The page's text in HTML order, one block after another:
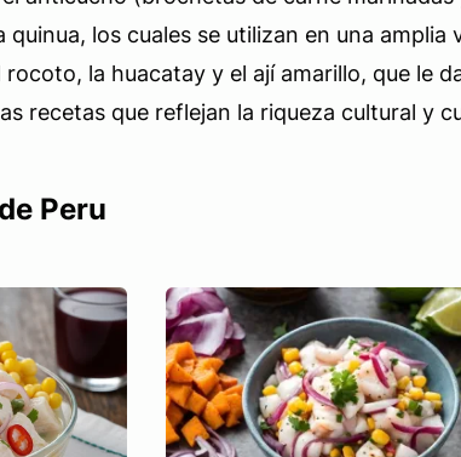
quinua, los cuales se utilizan en una
la huacatay y el ají amarillo, que le
recetas que reflejan la riqueza cultural y
Peru